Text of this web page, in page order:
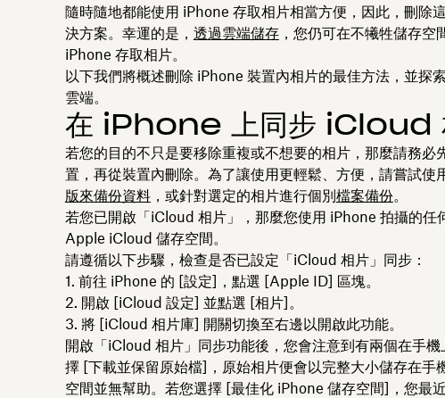
隨時隨地都能使用 iPhone 存取相片相當方便，因此，刪除
決方案。幸運的是， 透過雲端儲存，您仍可在不犧牲儲存空
iPhone 存取相片。
以下我們將概述刪除 iPhone 裝置內相片的最佳方法，並探
雲端。
在 iPhone 上同步 iCloud
若您的目的不只是要移除重複或不想要的相片，那麼請務必
置，再從裝置內刪除。為了讓使用更輕鬆、方便，請嘗試使
版來備份資料，或針對選定的相片進行個別檔案備份。
若您已開啟「iCloud 相片」，那麼您使用 iPhone 拍攝的任
Apple iCloud 儲存空間。
請遵循以下步驟，檢查是否已設定「iCloud 相片」同步：
前往 iPhone 的 [設定]，點選 [Apple ID] 區塊。
開啟 [iCloud 設定] 並點選 [相片] 。
將 [iCloud 相片庫] 開關切換至右邊以開啟此功能。
開啟「iCloud 相片」同步功能後，您會注意到有兩個在手
擇 [下載並保留原始檔] ，原始相片便會以完整大小儲存在
空間並無幫助。若您選擇 [最佳化 iPhone 儲存空間] ，您最